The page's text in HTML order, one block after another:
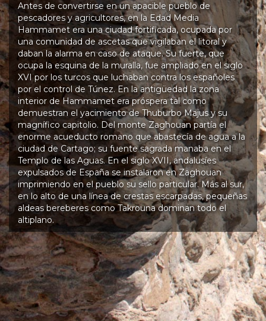
Antes de convertirse en un apacible pueblo de
pescadores y agricultores, en la Edad Media
Hammamet era una ciudad fortificada, ocupada por
una comunidad de ascetas que vigilaban el litoral y
daban la alarma en caso de ataque. Su fuerte, que
ocupa la esquina de la muralla, fue ampliado en el siglo
XVI por los turcos que luchaban contra los españoles
por el control de Túnez. En la antigüedad la zona
interior de Hammamet era próspera tal como
demuestran el yacimiento de Thuburbo Majus y su
magnífico capitolio. Del monte Zaghouan partía el
enorme acueducto romano que abastecía de agua a la
ciudad de Cartago; su fuente sagrada manaba en el
Templo de las Aguas. En el siglo XVII, andalusíes
expulsados de España se instalaron en Zaghouan
imprimiendo en el pueblo su sello particular. Más al sur,
en lo alto de una línea de crestas escarpadas, pequeñas
aldeas bereberes como Takrouna dominan todo el
altiplano.